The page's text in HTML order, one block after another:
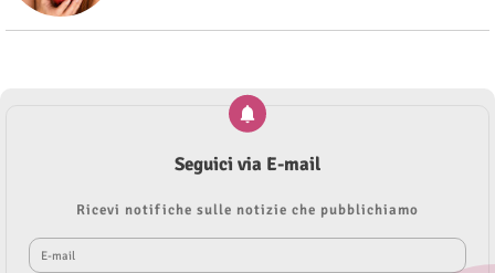
Seguici via E-mail
Ricevi notifiche sulle notizie che pubblichiamo